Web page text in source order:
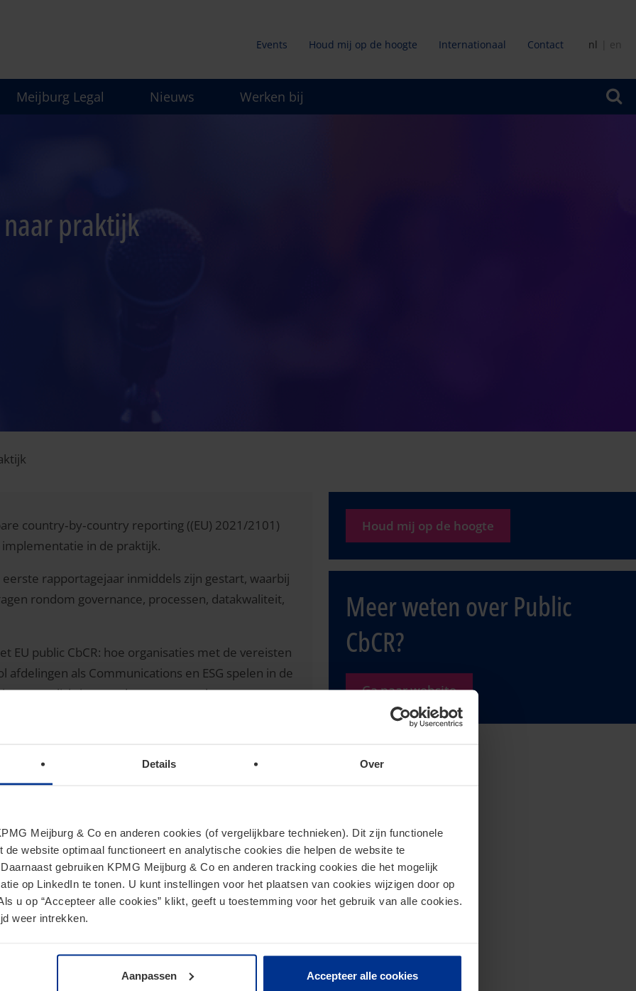
Details Over
Meijburg & Co en anderen cookies (of vergelijkbare technieken). Dit zijn functionele
de website optimaal functioneert en analytische cookies die helpen de website te
gebruiken KPMG Meijburg & Co en anderen tracking cookies die het mogelijk
op LinkedIn te tonen. U kunt instellingen voor het plaatsen van cookies wijzigen door op
u op “Accepteer alle cookies” klikt, geeft u toestemming voor het gebruik van alle cookies.
weer intrekken.
Aanpassen Accepteer alle cookies
Secundair
menu
Events Houd mij op de hoogte Internationaal Contact nl en
Meijburg Legal Nieuws Werken bij
naar praktijk
country‑by‑country reporting ((EU) 2021/2101)
in de praktijk.
rapportagejaar inmiddels zijn gestart, waarbij
rondom governance, processen, datakwaliteit,
EU public CbCR: hoe organisaties met de vereisten
als Communications en ESG spelen in de
en toelichting van de rapportage, het omgaan met
van voorlopers in de markt. Enkele collega’s
om een goed zicht te krijgen op de ontwikkelingen
om uw organisatie tijdig en pragmatisch
legal professionals van multinationale
Houd mij op de hoogte
Meer weten over Public
CbCR?
Ga naar website
Bastiaan van Pinxteren